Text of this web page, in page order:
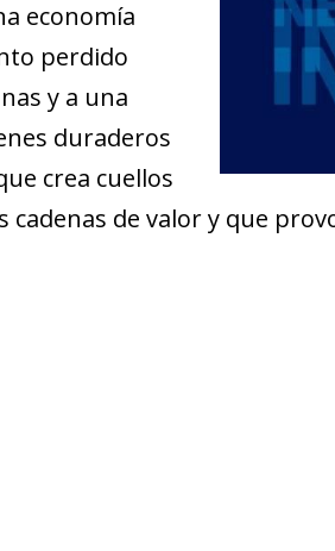
economía
perdido
y a una
duraderos
crea cuellos
de valor y que